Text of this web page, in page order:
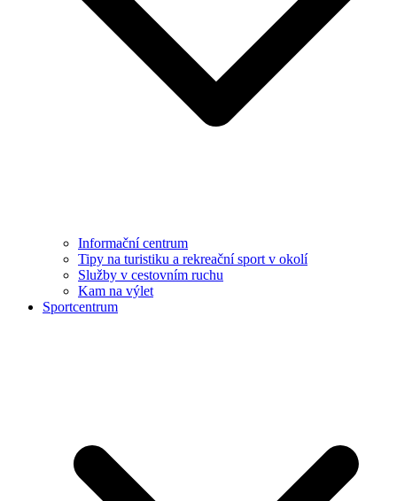
Informační centrum
Tipy na turistiku a rekreační sport v okolí
Služby v cestovním ruchu
Kam na výlet
Sportcentrum